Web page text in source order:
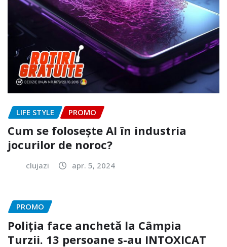
LIFE STYLE PROMO
Cum se folosește AI în industria
jocurilor de noroc?
clujazi apr. 5, 2024
PROMO
Poliția face anchetă la Câmpia
Turzii. 13 persoane s-au INTOXICAT